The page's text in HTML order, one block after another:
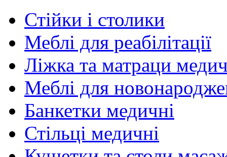
Стійки і столики
Меблі для реабілітації
Ліжка та матраци
Меблі для
Банкетки медичні
Стільці медичні